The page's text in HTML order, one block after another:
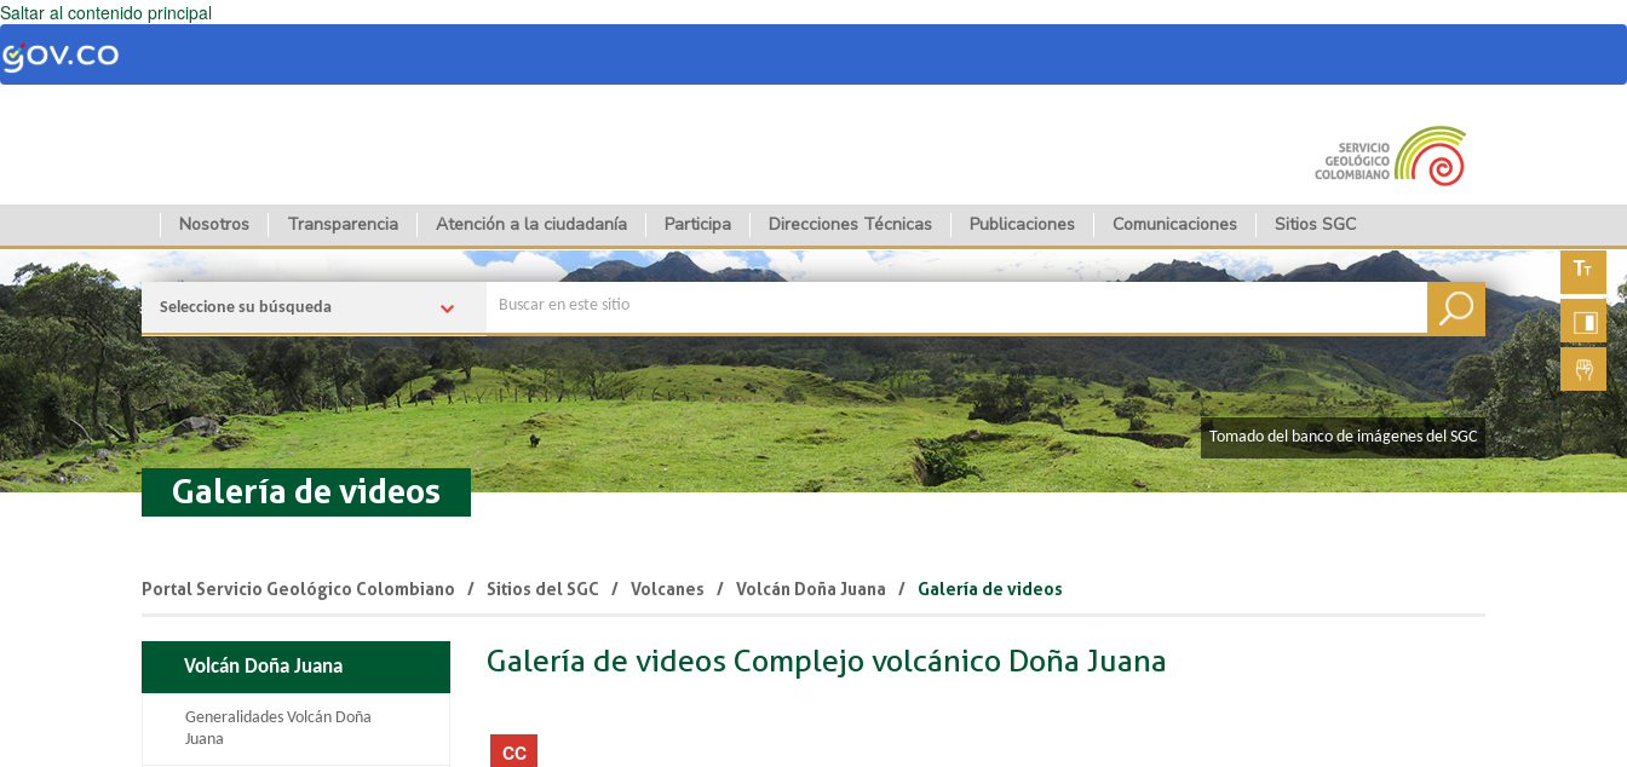
Saltar al contenido principal
Nosotros Transparencia Atención a la ciudadanía Participa Direcciones Técnicas Publicaciones Comunicaciones Sitios SGC
fuente
Lengua
de
Seleccione su búsqueda
​​Tomado del banco de imágenes del SGC
Galería de videos
Portal Servicio Geológico Colombiano Sitios del SGC Volcanes Volcán Doña Juana Galería de videos
Volcán Doña Juana
Generalidades Volcán Doña
Juana
Galería de videos Complejo volcánico Doña Juana